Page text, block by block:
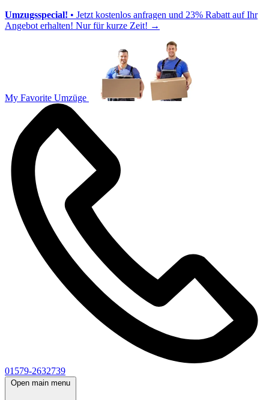
Umzugsspecial! • Jetzt kostenlos anfragen und 23% Rabatt auf Ihr
Angebot erhalten! Nur für kurze Zeit! →
My Favorite Umzüge
01579-2632739
Open main menu